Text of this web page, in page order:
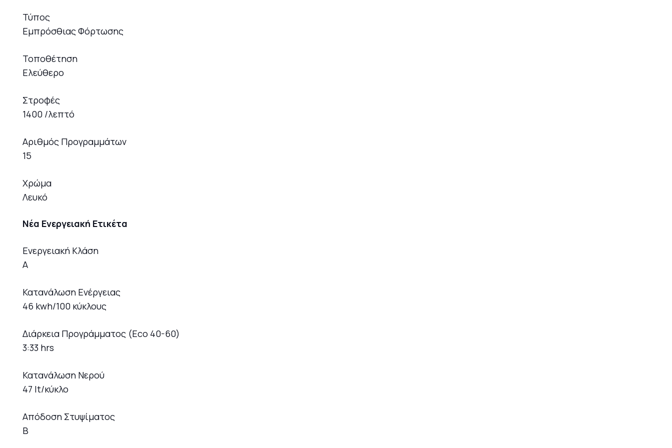
Τύπος
Εμπρόσθιας Φόρτωσης
Τοποθέτηση
Ελεύθερο
Στροφές
1400 /λεπτό
Αριθμός Προγραμμάτων
15
Χρώμα
Λευκό
Νέα Ενεργειακή Ετικέτα
Ενεργειακή Κλάση
A
Κατανάλωση Ενέργειας
46 kwh/100 κύκλους
Διάρκεια Προγράμματος (Eco 40-60)
3:33 hrs
Κατανάλωση Νερού
47 lt/κύκλο
Απόδοση Στυψίματος
B